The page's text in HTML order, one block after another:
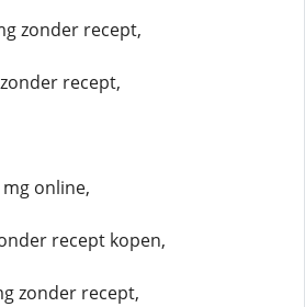
zonder recept,
recept,
online,
recept kopen,
zonder recept,